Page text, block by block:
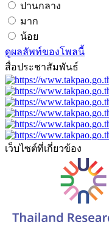
ปานกลาง
มาก
น้อย
ดูผลลัพท์ของโพลนี้
สื่อประชาสัมพันธ์
เว็บไซต์ที่เกี่ยวข้อง